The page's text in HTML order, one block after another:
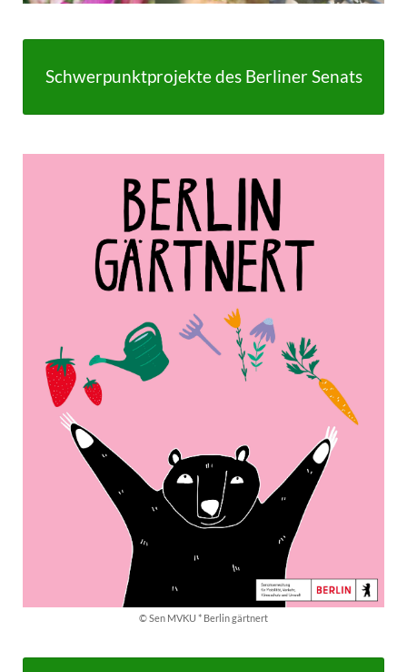
Schwerpunktprojekte des Berliner Senats
© Sen MVKU * Berlin gärtnert